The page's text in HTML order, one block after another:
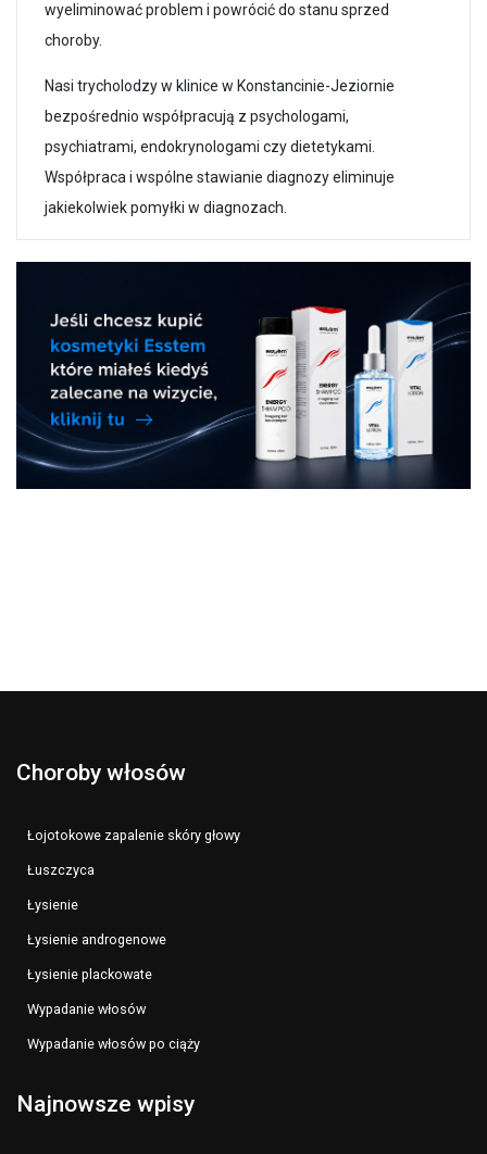
wyeliminować problem i powrócić do stanu sprzed
choroby.
Nasi trycholodzy w klinice w Konstancinie-Jeziornie
bezpośrednio współpracują z psychologami,
psychiatrami, endokrynologami czy dietetykami.
Współpraca i wspólne stawianie diagnozy eliminuje
jakiekolwiek pomyłki w diagnozach.
Choroby włosów
Łojotokowe zapalenie skóry głowy
Łuszczyca
Łysienie
Łysienie androgenowe
Łysienie plackowate
Wypadanie włosów
Wypadanie włosów po ciąży
Najnowsze wpisy